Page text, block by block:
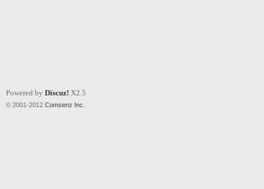
Powered by Discuz! X2.5
© 2001-2012 Comsenz Inc.